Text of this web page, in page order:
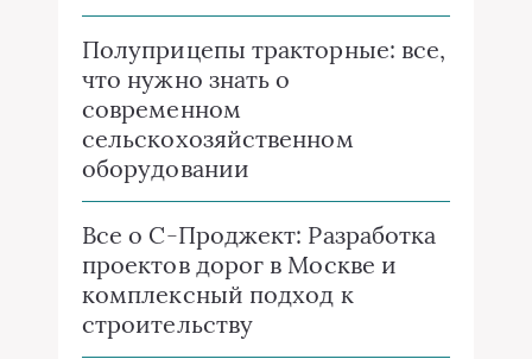
Полуприцепы тракторные: все,
что нужно знать о
современном
сельскохозяйственном
оборудовании
Все о C-Проджект: Разработка
проектов дорог в Москве и
комплексный подход к
строительству